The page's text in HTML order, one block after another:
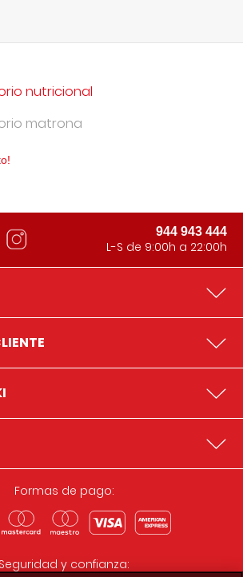
nutricional
matrona
944 943 444
L-S de 9:00h a 22:00h
Formas de pago:
Seguridad y confianza: